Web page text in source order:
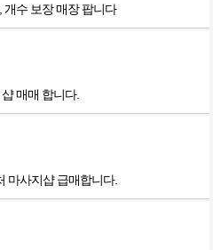
개수 보장 매장 팝니다
매매 합니다.
마사지샵 급매합니다.